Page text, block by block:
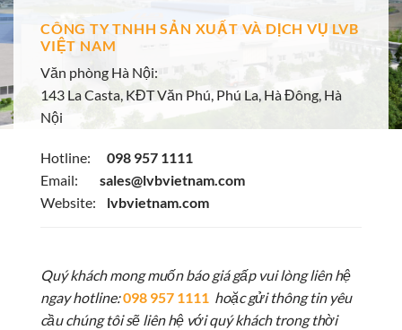
CÔNG TY TNHH SẢN XUẤT VÀ DỊCH VỤ LVB
VIỆT NAM
Văn phòng Hà Nội:
143 La Casta, KĐT Văn Phú, Phú La, Hà Đông, Hà
Nội
Hotline:
098 957 1111
Email:
sales@lvbvietnam.com
Website:
lvbvietnam.com
Quý khách mong muốn báo giá gấp vui lòng liên hệ
ngay hotline:098 957 1111 hoặc gửi thông tin yêu
cầu chúng tôi sẽ liên hệ với quý khách trong thời